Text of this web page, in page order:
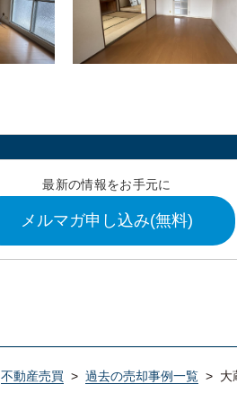
最新の情報をお手元に
メルマガ申し込み(無料)
不動産売買 > 過去の売却事例一覧 > 大